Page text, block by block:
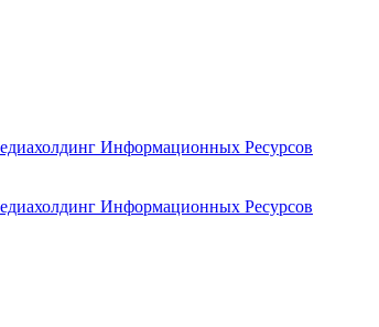
Информационных Ресурсов
Информационных Ресурсов